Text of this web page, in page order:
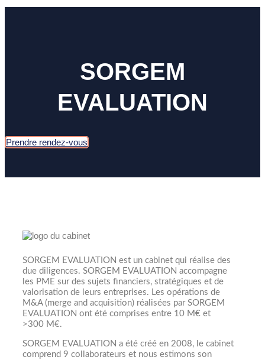
SORGEM
EVALUATION​
Prendre rendez-vous
SORGEM EVALUATION est un cabinet qui réalise des
due diligences. SORGEM EVALUATION accompagne
les PME sur des sujets financiers, stratégiques et de
valorisation de leurs entreprises. Les opérations de
M&A (merge and acquisition) réalisées par SORGEM
EVALUATION ont été comprises entre 10 M€ et
>300 M€.
SORGEM EVALUATION a été créé en 2008, le cabinet
comprend 9 collaborateurs et nous estimons son